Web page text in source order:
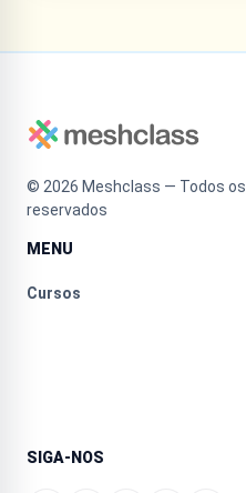
© 2026 Meshclass — Todos
reservados
MENU
Cursos
SIGA-NOS